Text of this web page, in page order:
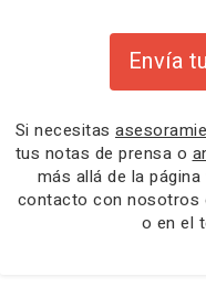
Envía
Si necesitas
tus notas de prensa o
más allá de la página
contacto con nosotros
o en el